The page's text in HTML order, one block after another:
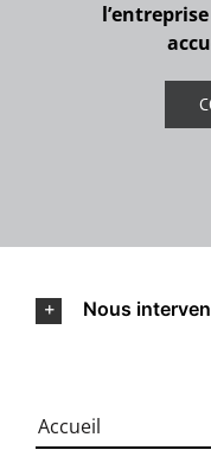
l’entreprise
Nous
Accueil